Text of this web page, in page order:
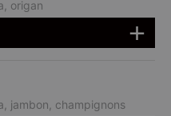
origan
jambon, champignons